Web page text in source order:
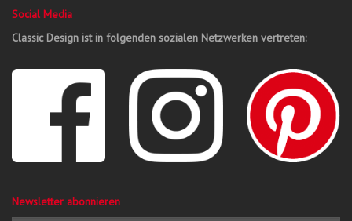
Social Media
Classic Design ist in folgenden sozialen Netzwerken vertreten:
Newsletter abonnieren